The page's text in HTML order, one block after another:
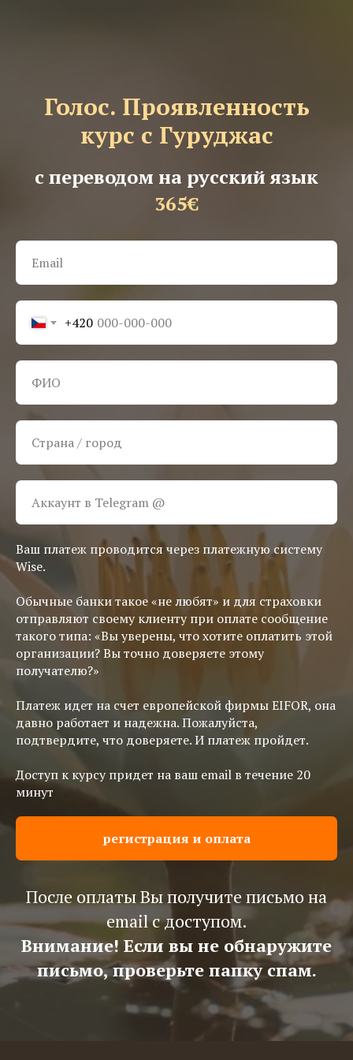
Голос. Проявленность
курс с Гуруджас
с переводом на русский язык
365€
+420
Ваш платеж проводится через платежную систему
Wise.
Обычные банки такое «не любят» и для страховки
отправляют своему клиенту при оплате сообщение
такого типа: «Вы уверены, что хотите оплатить этой
организации? Вы точно доверяете этому
получателю?»
Платеж идет на счет европейской фирмы EIFOR, она
давно работает и надежна. Пожалуйста,
подтвердите, что доверяете. И платеж пройдет.
Доступ к курсу придет на ваш email в течение 20
минут
регистрация и оплата
После оплаты Вы получите письмо на
email с доступом.
Внимание! Если вы не обнаружите
письмо, проверьте папку спам.